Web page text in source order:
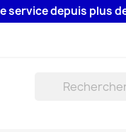
depuis plus de